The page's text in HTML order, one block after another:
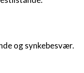
og synkebesvær.